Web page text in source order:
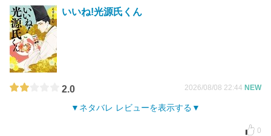
いいね!光源氏くん
2.0 2026/08/08 22:44 NEW
ネタバレ レビューを表示する
0